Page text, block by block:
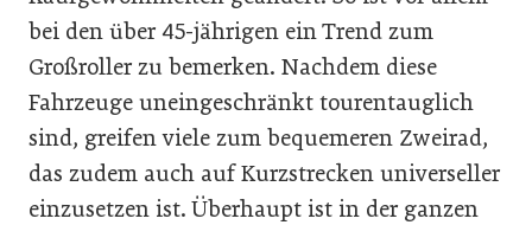
bei den über 45-jährigen ein Trend zum
Großroller zu bemerken. Nachdem diese
Fahrzeuge uneingeschränkt tourentauglich
sind, greifen viele zum bequemeren Zweirad,
das zudem auch auf Kurzstrecken universeller
einzusetzen ist. Überhaupt ist in der ganzen